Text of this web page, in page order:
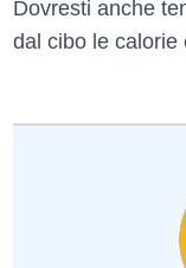
Dovresti anche
dal cibo le calorie